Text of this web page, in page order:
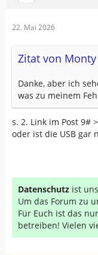
22. Mai 2026
Zitat von
Danke, aber ich
was zu meinem
s. 2. Link im Post 9#
oder ist die USB gar
Datenschutz ist
Um das Forum zu
Für Euch ist das
betreiben! Vielen